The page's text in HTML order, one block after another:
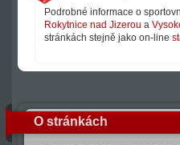
Podrobné informace o
Rokytnice nad Jizerou a
stránkách stejně jako on-line
O stránkách